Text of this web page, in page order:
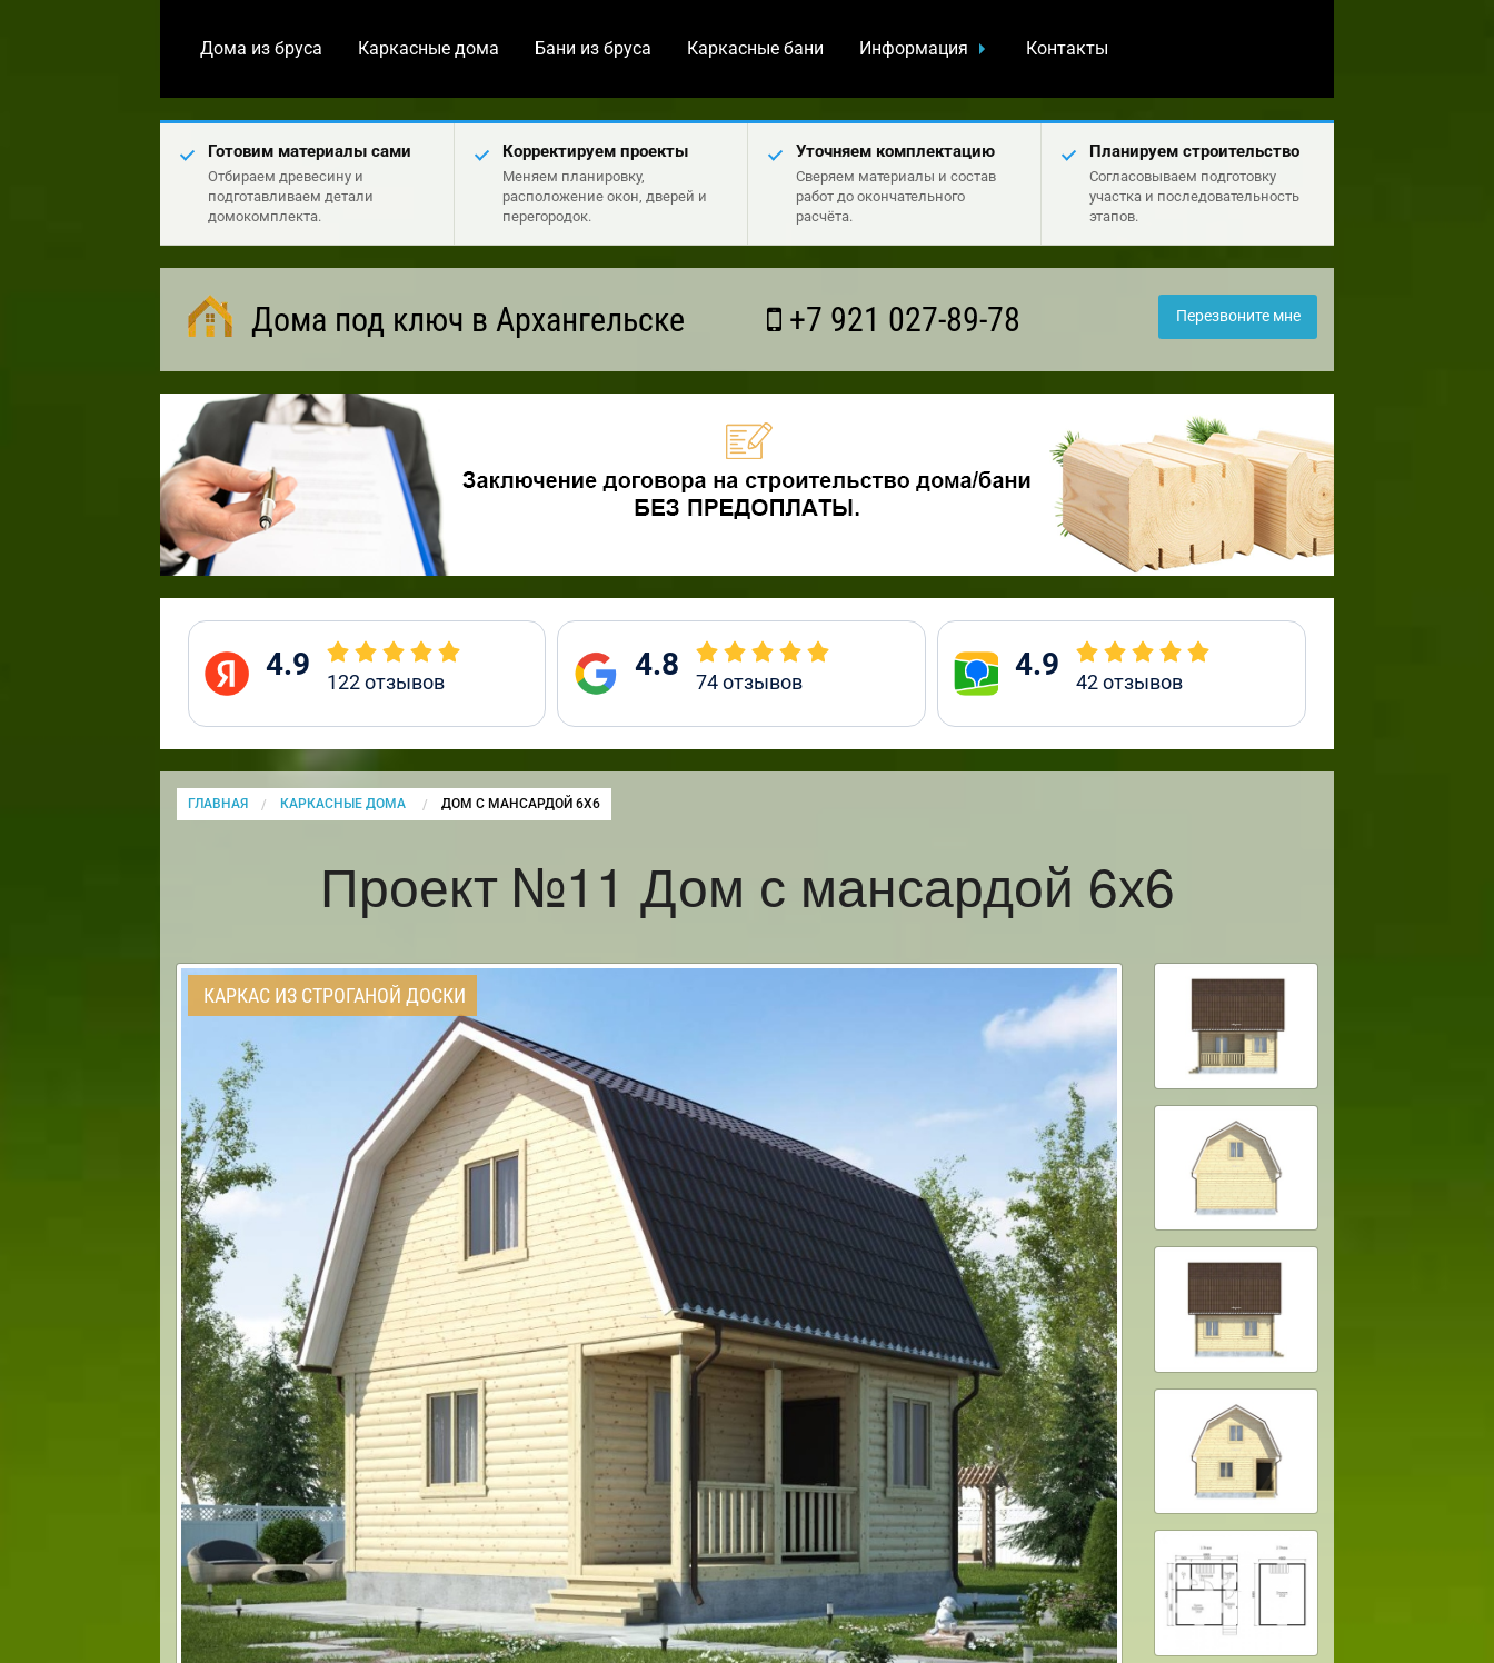
Дома из бруса Каркасные дома Бани из бруса Каркасные бани Информация Контакты
Готовим материалы сами
Отбираем древесину и
подготавливаем детали
домокомплекта.
Корректируем проекты
Меняем планировку,
расположение окон, дверей и
перегородок.
Уточняем комплектацию
Сверяем материалы и состав
работ до окончательного
расчёта.
Планируем строительство
Согласовываем подготовку
участка и последовательность
этапов.
Дома под ключ в Архангельске +7 921 027-89-78 Перезвоните мне
4.9 122отзывов 4.8 74отзывов 4.9 42отзывов
ГЛАВНАЯ КАРКАСНЫЕ ДОМА CURRENT:
ДОМ С МАНСАРДОЙ 6Х6
Проект №11 Дом с мансардой 6х6
КАРКАС ИЗ СТРОГАНОЙ ДОСКИ